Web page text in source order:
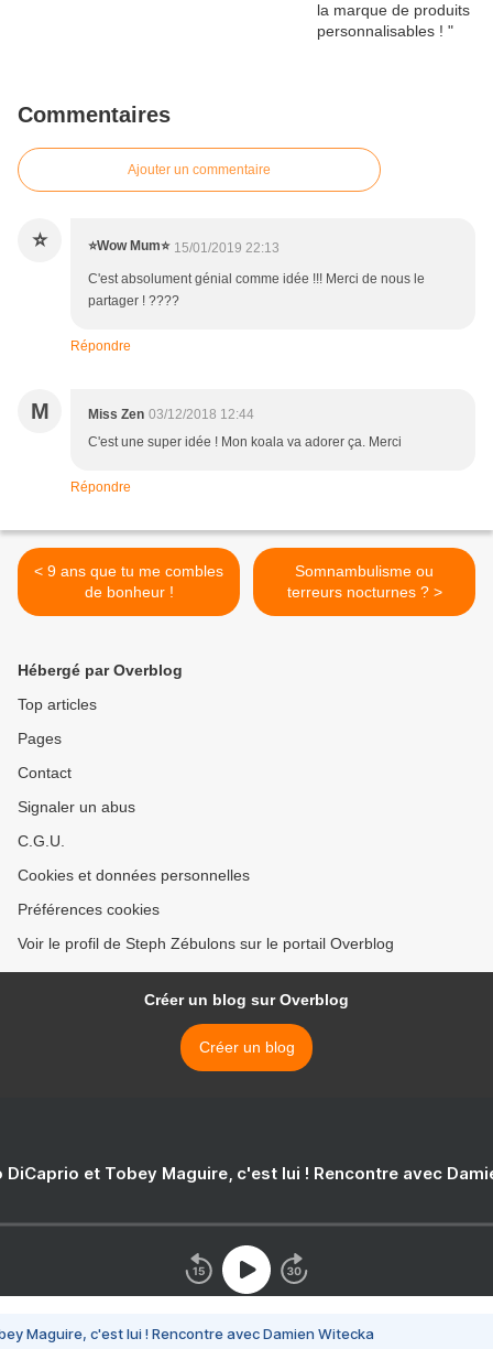
Commentaires
Ajouter un commentaire
⭐ ⭐️Wow Mum⭐️ 15/01/2019 22:13
C'est absolument génial comme idée !!! Merci de nous le
partager ! ????
Répondre
M Miss Zen 03/12/2018 12:44
C'est une super idée ! Mon koala va adorer ça. Merci
Répondre
< 9 ans que tu me combles
de bonheur !
Somnambulisme ou
terreurs nocturnes ? >
Hébergé par Overblog
Top articles
Pages
Contact
Signaler un abus
C.G.U.
Cookies et données personnelles
Préférences cookies
Voir le profil de Steph Zébulons sur le portail Overblog
Créer un blog sur Overblog
Créer un blog
DiCaprio et Tobey Maguire, c'est lui ! Rencontre avec
Maguire, c'est lui ! Rencontre avec Damien Witecka